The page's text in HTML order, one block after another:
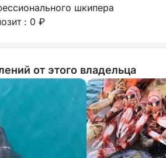
шкипера
: 0 ₽
от этого владельца